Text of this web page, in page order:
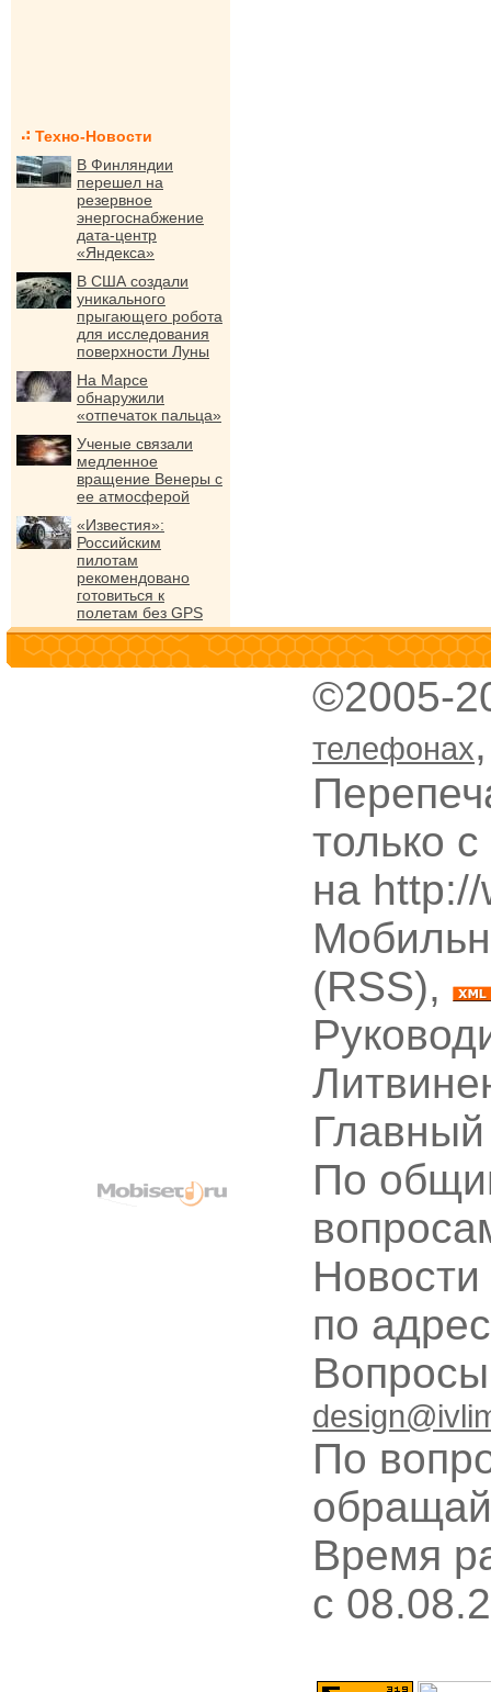
Техно-Новости
В Финляндии
перешел на
резервное
энергоснабжение
дата-центр
«Яндекса»
В США создали
уникального
прыгающего робота
для исследования
поверхности Луны
На Марсе
обнаружили
«отпечаток пальца»
Ученые связали
медленное
вращение Венеры с
ее атмосферой
«Известия»:
Российским
пилотам
рекомендовано
готовиться к
полетам без GPS
©2005-
телефонах
только
на
(RSS),
По
по
По
Время
c